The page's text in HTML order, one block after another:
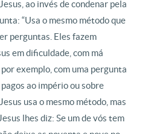
ao invés de condenar pela
“Usa o mesmo método que
perguntas. Eles fazem
em dificuldade, com má
exemplo, com uma pergunta
ao império ou sobre
usa o mesmo método, mas
lhes diz: Se um de vós tem